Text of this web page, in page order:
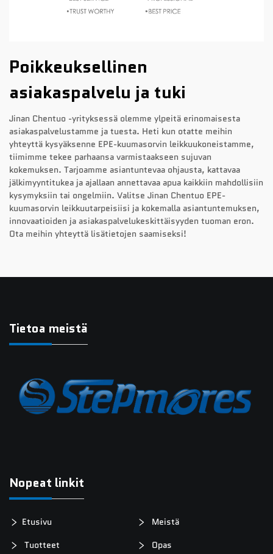
Poikkeuksellinen
asiakaspalvelu ja tuki
Jinan Chentuo -yrityksessä olemme ylpeitä erinomaisesta
asiakaspalvelustamme ja tuesta. Heti kun otatte meihin
yhteyttä kysyäksenne EPE-kuumasorvin leikkuukoneistamme,
tiimimme tekee parhaansa varmistaakseen sujuvan
kokemuksen. Tarjoamme asiantuntevaa ohjausta, kattavaa
jälkimyyntitukea ja ajallaan annettavaa apua kaikkiin mahdollisiin
kysymyksiin tai ongelmiin. Valitse Jinan Chentuo EPE-
kuumasorvin leikkuutarpeisiisi ja kokemalla asiantuntemuksen,
innovaatioiden ja asiakaspalvelukeskittäisyyden tuoman eron.
Ota meihin yhteyttä lisätietojen saamiseksi!
Tietoa meistä
Nopeat linkit
Etusivu
Meistä
Tuotteet
Opas